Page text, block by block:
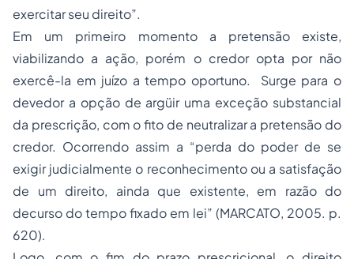
exercitar seu direito”.
Em um primeiro momento a pretensão existe,
viabilizando a ação, porém o credor opta por não
exercê-la em juízo a tempo oportuno. Surge para o
devedor a opção de argüir uma exceção substancial
da prescrição, com o fito de neutralizar a pretensão do
credor. Ocorrendo assim a “perda do poder de se
exigir judicialmente o reconhecimento ou a satisfação
de um direito, ainda que existente, em razão do
decurso do tempo fixado em lei” (MARCATO, 2005. p.
620).